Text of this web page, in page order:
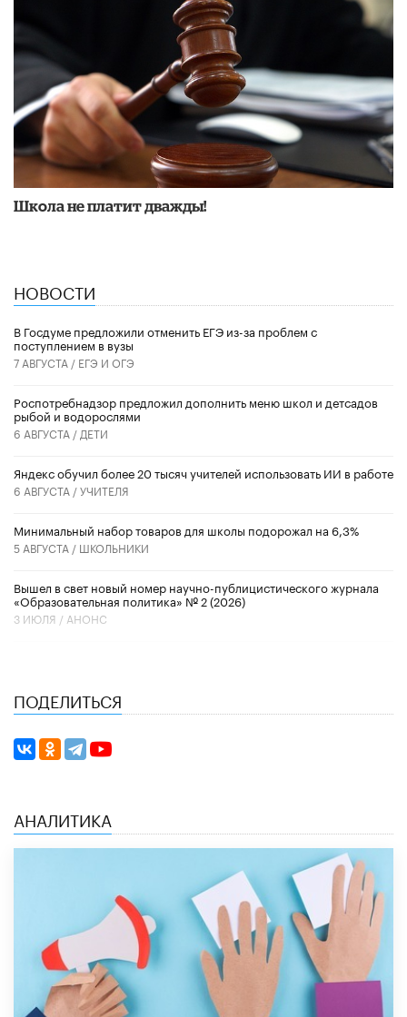
Школа не платит дважды!
НОВОСТИ
В Госдуме предложили отменить ЕГЭ из-за проблем с
поступлением в вузы
7 АВГУСТА / ЕГЭ И ОГЭ
Роспотребнадзор предложил дополнить меню школ и детсадов
рыбой и водорослями
6 АВГУСТА / ДЕТИ
​Яндекс обучил более 20 тысяч учителей использовать ИИ в работе
6 АВГУСТА /УЧИТЕЛЯ
Минимальный набор товаров для школы подорожал на 6,3%
5 АВГУСТА / ШКОЛЬНИКИ
Вышел в свет новый номер научно-публицистического журнала
«Образовательная политика» № 2 (2026)
3 ИЮЛЯ / АНОНС
ПОДЕЛИТЬСЯ
АНАЛИТИКА